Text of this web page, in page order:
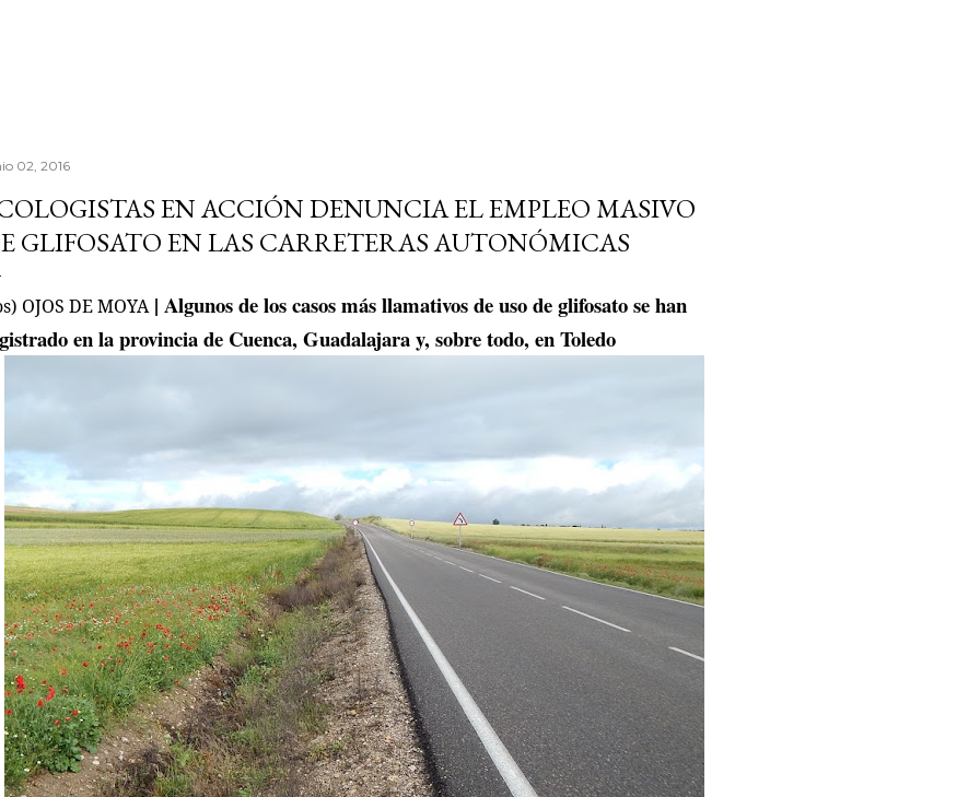
02, 2016
EN ACCIÓN DENUNCIA EL EMPLEO MASIVO
GLIFOSATO EN LAS CARRETERAS AUTONÓMICAS
OJOS DE MOYA| Algunos de los casos más llamativos de uso de glifosato se han
en la provincia de Cuenca, Guadalajara y, sobre todo, en Toledo